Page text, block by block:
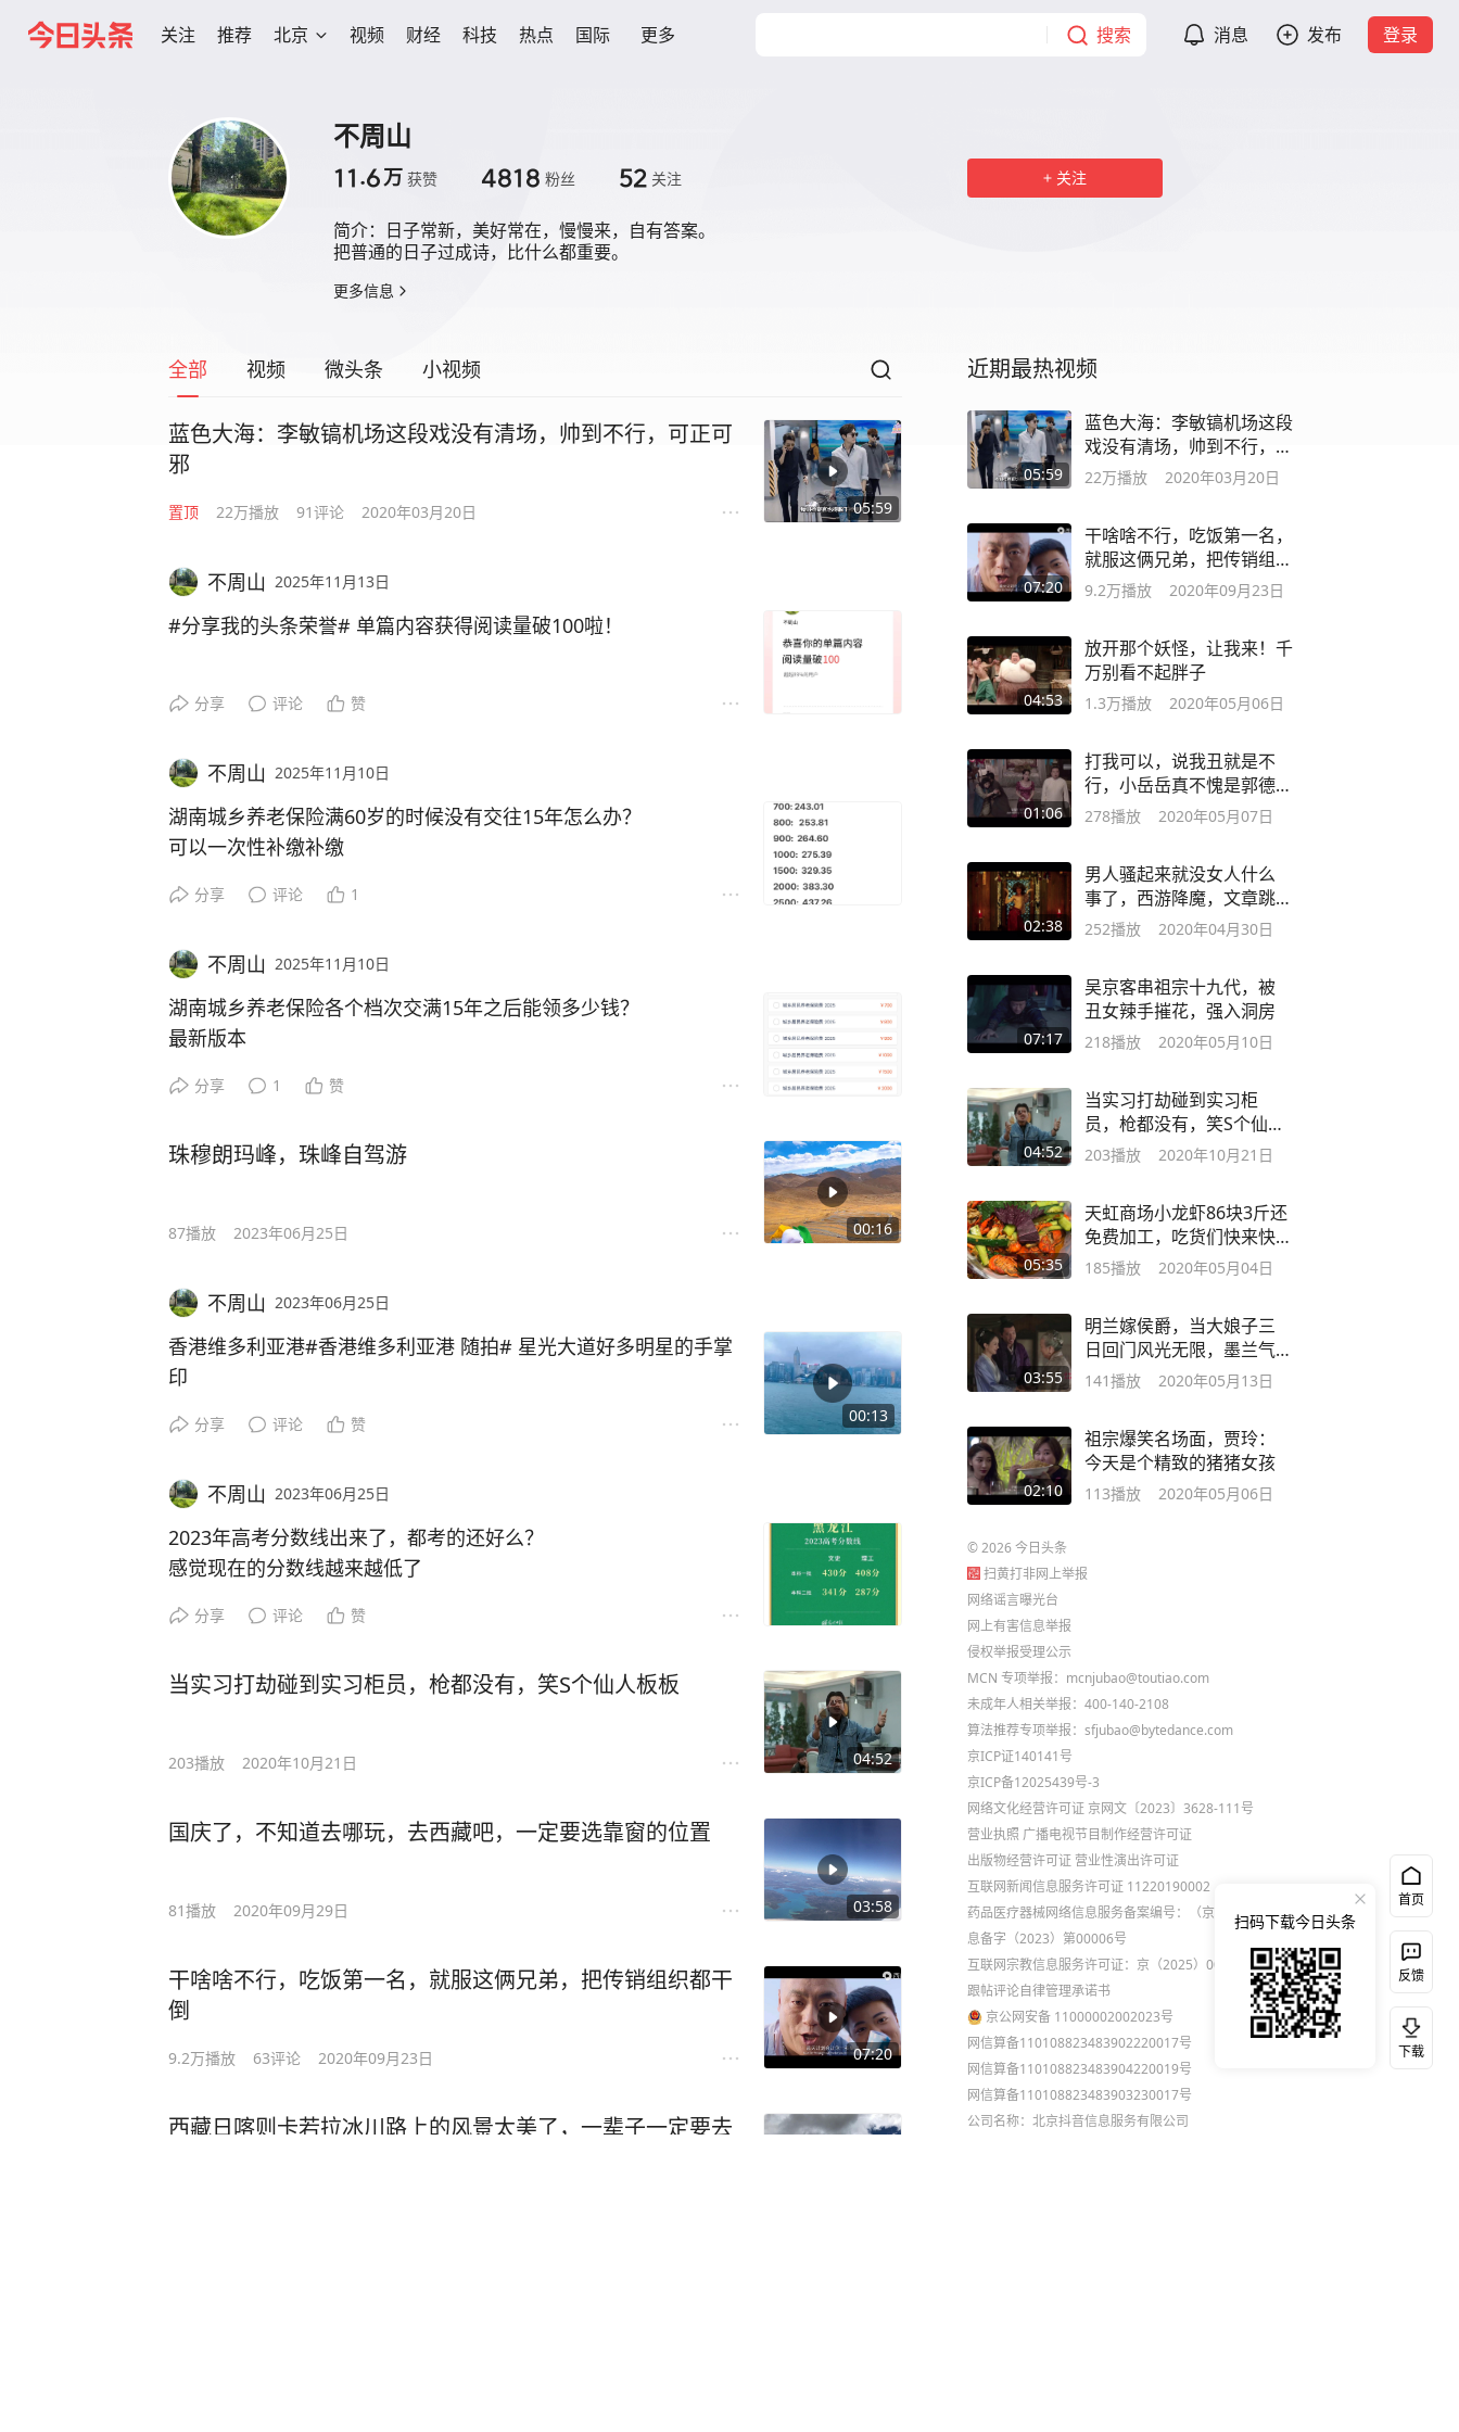
关注 推荐 北京 视频 财经 科技 热点 国际 更多 搜索 消息 发布 登录
不周山
11.6万 获赞 4818 粉丝 52 关注
简介： 日子常新，美好常在，慢慢来，自有答案。
把普通的日子过成诗，比什么都重要。
更多信息
关注
全部 视频 微头条 小视频
05:59
蓝色大海：李敏镐机场这段戏没有清场，帅到不行，可正可
邪
置顶 22万播放 91评论 2020年03月20日
不周山 2025年11月13日
#分享我的头条荣誉# 单篇内容获得阅读量破100啦！
分享 评论 赞
不周山 2025年11月10日
湖南城乡养老保险满60岁的时候没有交往15年怎么办？
可以一次性补缴补缴
分享 评论 1
不周山 2025年11月10日
湖南城乡养老保险各个档次交满15年之后能领多少钱？
最新版本
分享 1 赞
00:16
珠穆朗玛峰，珠峰自驾游
87播放 2023年06月25日
00:13
不周山 2023年06月25日
香港维多利亚港#香港维多利亚港 随拍# 星光大道好多明星的手掌
印
分享 评论 赞
不周山 2023年06月25日
2023年高考分数线出来了，都考的还好么？
感觉现在的分数线越来越低了
分享 评论 赞
04:52
当实习打劫碰到实习柜员，枪都没有，笑S个仙人板板
203播放 2020年10月21日
03:58
国庆了，不知道去哪玩，去西藏吧，一定要选靠窗的位置
81播放 2020年09月29日
07:20
干啥啥不行，吃饭第一名，就服这俩兄弟，把传销组织都干
倒
9.2万播放 63评论 2020年09月23日
西藏日喀则卡若拉冰川路上的风景太美了，一辈子一定要去
近期最热视频
05:59
蓝色大海：李敏镐机场这段
戏没有清场，帅到不行，可
正可邪
22万播放 2020年03月20日
07:20
干啥啥不行，吃饭第一名，
就服这俩兄弟，把传销组织
都干倒
9.2万播放 2020年09月23日
04:53
放开那个妖怪，让我来！千
万别看不起胖子
1.3万播放 2020年05月06日
01:06
打我可以，说我丑就是不
行，小岳岳真不愧是郭德
纲最喜欢的弟子
278播放 2020年05月07日
02:38
男人骚起来就没女人什么
事了，西游降魔，文章跳
舞名场面
252播放 2020年04月30日
07:17
吴京客串祖宗十九代，被
丑女辣手摧花，强入洞房
218播放 2020年05月10日
04:52
当实习打劫碰到实习柜
员，枪都没有，笑S个仙人
板板
203播放 2020年10月21日
05:35
天虹商场小龙虾86块3斤还
免费加工，吃货们快来快
来～
185播放 2020年05月04日
03:55
明兰嫁侯爵，当大娘子三
日回门风光无限，墨兰气
炸
141播放 2020年05月13日
02:10
祖宗爆笑名场面，贾玲：
今天是个精致的猪猪女孩
113播放 2020年05月06日
©2026今日头条
扫黄打非网上举报
网络谣言曝光台
网上有害信息举报
侵权举报受理公示
MCN 专项举报：mcnjubao@toutiao.com
未成年人相关举报：400-140-2108
算法推荐专项举报：sfjubao@bytedance.com
京ICP证140141号
京ICP备12025439号-3
网络文化经营许可证 京网文〔2023〕3628-111号
营业执照 广播电视节目制作经营许可证
出版物经营许可证 营业性演出许可证
互联网新闻信息服务许可证 11220190002
药品医疗器械网络信息服务备案编号：（京）网药械信
息备字（2023）第00006号
互联网宗教信息服务许可证：京（2025）0000021
跟帖评论自律管理承诺书
京公网安备 11000002002023号
网信算备110108823483902220017号
网信算备110108823483904220019号
网信算备110108823483903230017号
公司名称：北京抖音信息服务有限公司
首页
反馈
下载
扫码下载今日头条